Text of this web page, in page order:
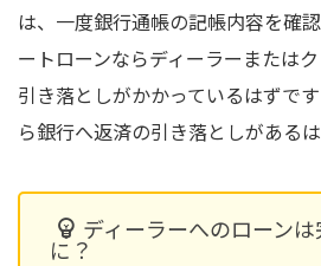
は、一度銀行通帳の記帳内容を確
ートローンならディーラーまたは
引き落としがかかっているはずで
ら銀行へ返済の引き落としがあるは
ディーラーへのローン
に？